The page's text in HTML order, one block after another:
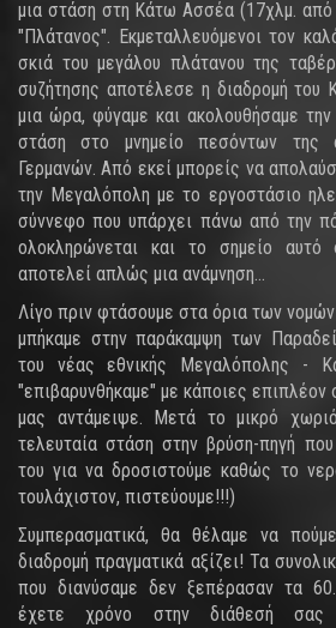
μια στάση στη Κάτω Ασσέα (17χλμ. από
"Πλάτανος". Εκμεταλλευόμενοι τον
σκιά του μεγάλου πλάτανου της
συζήτησης αποτέλεσε η διαδρομή του
μια ώρα, φύγαμε και ακολουθήσαμε την
στάση στο μνημείο πεσόντων της
Γερμανών. Από εκεί μπορείς να
την Μεγαλόπολη με το εργοστάσιο
σύννεφο που υπάρχει πάνω από την
ολοκληρώνεται και το σημείο
αποτελεί απλώς μια ανάμνηση...
Λίγο πριν φτάσουμε στα όρια των
μπήκαμε στην παράκαμψη των
του νέας εθνικής Μεγαλόπολης -
"επιβαρυνθήκαμε" με κάποιες
μας αντάμειψε. Μετά το μικρό
τελευταία στάση στην βρύση-πηγή
του για να δροσιστούμε καθώς το
τουλάχιστον, πιστεύουμε!!!)
Συμπερασματικά, θα θέλαμε να
διαδρομή πραγματικά αξίζει! Τα
που διανύσαμε δεν ξεπέρασαν τα
έχετε χρόνο στην διάθεσή σας